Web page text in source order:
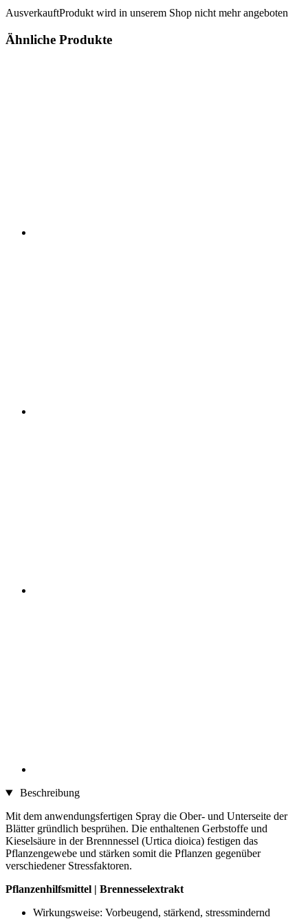
AusverkauftProdukt wird in unserem Shop nicht mehr angeboten
Ähnliche Produkte
Beschreibung
Mit dem anwendungsfertigen Spray die Ober- und Unterseite der
Blätter gründlich besprühen. Die enthaltenen Gerbstoffe und
Kieselsäure in der Brennnessel (Urtica dioica) festigen das
Pflanzengewebe und stärken somit die Pflanzen gegenüber
verschiedener Stressfaktoren.
Pflanzenhilfsmittel | Brennesselextrakt
Wirkungsweise: Vorbeugend, stärkend, stressmindernd